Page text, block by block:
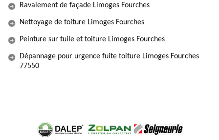
Ravalement de façade Limoges Fourches
Nettoyage de toiture Limoges Fourches
Peinture sur tuile et toiture Limoges Fourches
Dépannage pour urgence fuite toiture Limoges Fourches
77550